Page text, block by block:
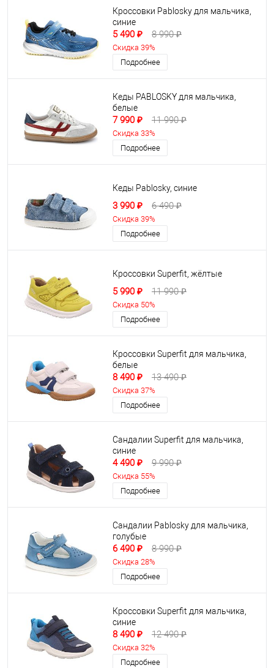
Кроссовки Pablosky для мальчика,
синие
5 490 ₽ 8 990 ₽
Скидка 39%
Подробнее
Кеды PABLOSKY для мальчика,
белые
7 990 ₽ 11 990 ₽
Скидка 33%
Подробнее
Кеды Pablosky, синие
3 990 ₽ 6 490 ₽
Скидка 39%
Подробнее
Кроссовки Superfit, жёлтые
5 990 ₽ 11 990 ₽
Скидка 50%
Подробнее
Кроссовки Superfit для мальчика,
белые
8 490 ₽ 13 490 ₽
Скидка 37%
Подробнее
Сандалии Superfit для мальчика,
синие
4 490 ₽ 9 990 ₽
Скидка 55%
Подробнее
Сандалии Pablosky для мальчика,
голубые
6 490 ₽ 8 990 ₽
Скидка 28%
Подробнее
Кроссовки Superfit для мальчика,
синие
8 490 ₽ 12 490 ₽
Скидка 32%
Подробнее